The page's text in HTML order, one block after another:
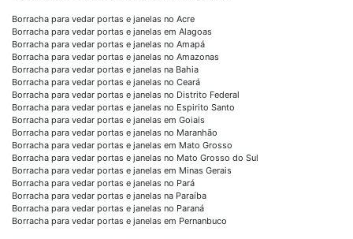
Borracha para vedar portas e janelas no Acre
Borracha para vedar portas e janelas em Alagoas
Borracha para vedar portas e janelas no Amapá
Borracha para vedar portas e janelas no Amazonas
Borracha para vedar portas e janelas na Bahia
Borracha para vedar portas e janelas no Ceará
Borracha para vedar portas e janelas no Distrito Federal
Borracha para vedar portas e janelas no Espirito Santo
Borracha para vedar portas e janelas em Goiais
Borracha para vedar portas e janelas no Maranhão
Borracha para vedar portas e janelas em Mato Grosso
Borracha para vedar portas e janelas no Mato Grosso do Sul
Borracha para vedar portas e janelas em Minas Gerais
Borracha para vedar portas e janelas no Pará
Borracha para vedar portas e janelas na Paraíba
Borracha para vedar portas e janelas no Paraná
Borracha para vedar portas e janelas em Pernanbuco